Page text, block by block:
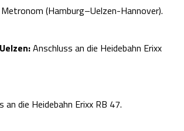
(Hamburg–Uelzen-Hannover).
Anschluss an die Heidebahn Erixx
an die Heidebahn Erixx RB 47.